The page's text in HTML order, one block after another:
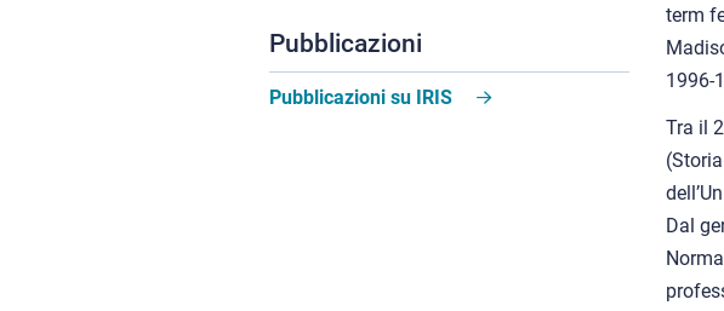
Pubblicazioni
Pubblicazioni su IRIS
term
1996-
Tra il
Dal